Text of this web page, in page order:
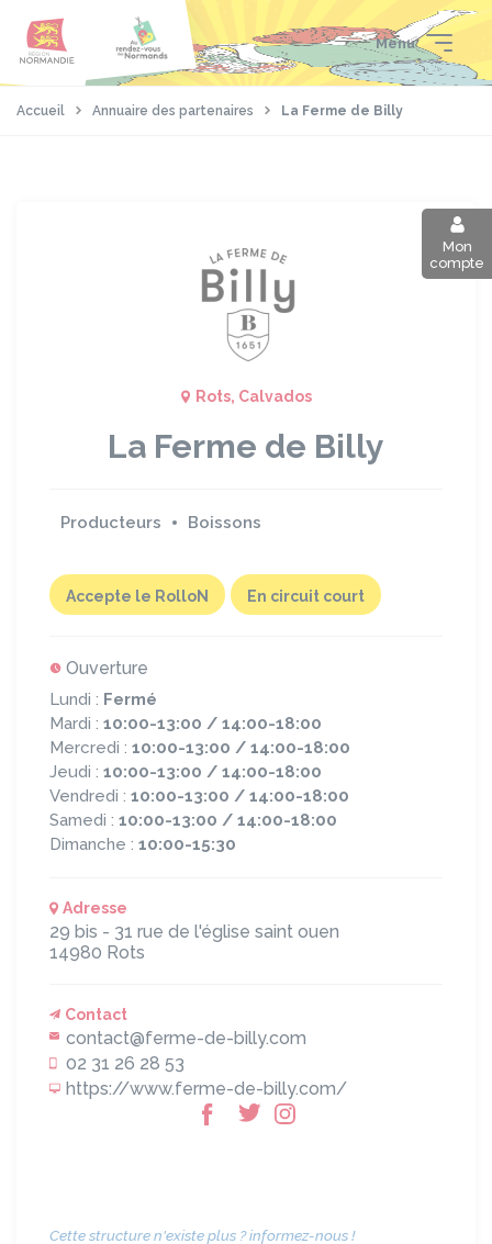
contenu
pied
Menu
Mon
compte
Accueil Annuaire des partenaires La Ferme de Billy
Rots, Calvados
La Ferme de Billy
Producteurs Boissons
Accepte le RolloN En circuit court
Ouverture
Lundi : Fermé
Mardi : 10:00-13:00 / 14:00-18:00
Mercredi : 10:00-13:00 / 14:00-18:00
Jeudi : 10:00-13:00 / 14:00-18:00
Vendredi : 10:00-13:00 / 14:00-18:00
Samedi : 10:00-13:00 / 14:00-18:00
Dimanche : 10:00-15:30
Adresse
29 bis - 31 rue de l'église saint ouen
14980 Rots
Contact
contact@ferme-de-billy.com
02 31 26 28 53
https://www.ferme-de-billy.com/
Cette structure n'existe plus ? informez-nous !
Panneau de gestion des cookies